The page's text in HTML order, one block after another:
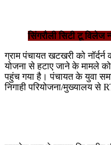
सिंगरौली सिटी टू
ग्राम पंचायत खटखरी को
योजना से हटाए जाने के मामले
पहुंच गया है। पंचायत के युवा
निगाही परियोजना/मुख्यालय से